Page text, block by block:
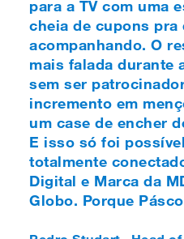
para a TV com uma
cheia de cupons pra
acompanhando. O
mais falada durante
sem ser
incremento em
um case de encher
E isso só foi
totalmente
Digital e Marca da
Globo. Porque